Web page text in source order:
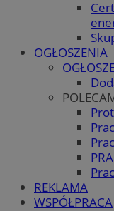
OGŁOSZENIA
REKLAMA
WSPÓŁPRACA